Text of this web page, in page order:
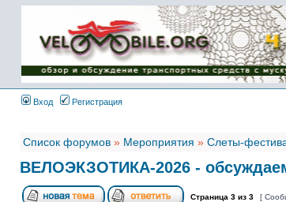
Имя пользователя:
Пароль:
{ LOG_ME_IN_SHORT
}
Вход Регистрация
Список форумов » Мероприятия » Слеты-
ВЕЛОЭКЗОТИКА-2026 -
Страница 3 из 3 [